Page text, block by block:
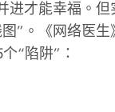
才能幸福。但
”。《网络医
“陷阱”：